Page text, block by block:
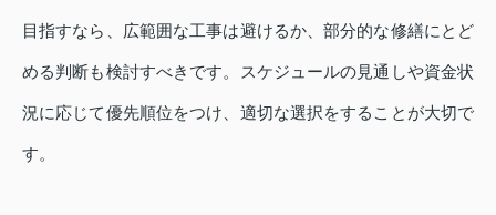
目指すなら、広範囲な工事は避けるか、部分的な修繕にとど
める判断も検討すべきです。スケジュールの見通しや資金状
況に応じて優先順位をつけ、適切な選択をすることが大切で
す。